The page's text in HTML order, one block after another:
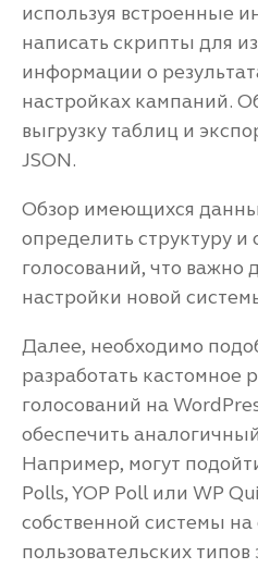
используя встроенные
написать скрипты для
информации о
настройках кампаний.
выгрузку таблиц и
JSON.
Обзор имеющихся
определить структуру и
голосований, что важно
настройки новой
Далее, необходимо
разработать кастомное
голосований на
обеспечить
Например, могут
Polls, YOP Poll или WP
собственной системы на
пользовательских типов